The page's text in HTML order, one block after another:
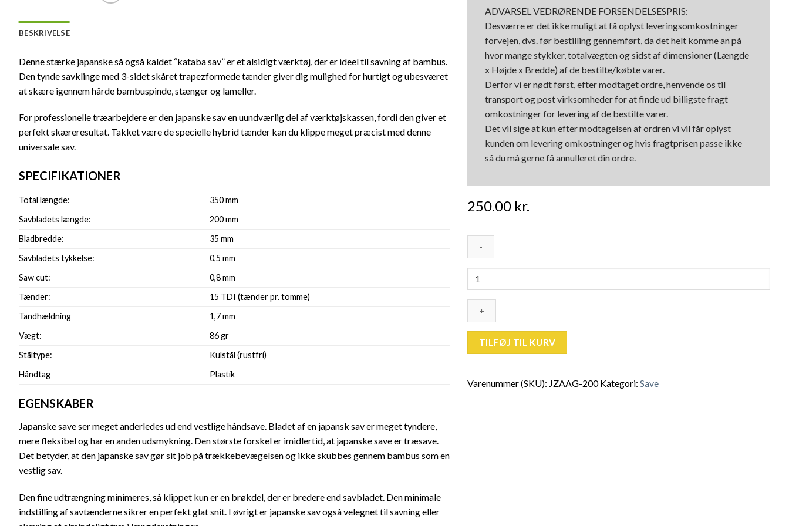
BESKRIVELSE
Denne stærke japanske så også kaldet “kataba sav” er et alsidigt værktøj, der er ideel til savning af bambus.
Den tynde savklinge med 3-sidet skåret trapezformede tænder giver dig mulighed for hurtigt og ubesværet
at skære igennem hårde bambuspinde, stænger og lameller.
For professionelle træarbejdere er den japanske sav en uundværlig del af værktøjskassen, fordi den giver et
perfekt skæreresultat. Takket være de specielle hybrid tænder kan du klippe meget præcist med denne
universale sav.
SPECIFIKATIONER
Total længde:
350 mm
Savbladets længde:
200 mm
Bladbredde:
35 mm
Savbladets tykkelse:
0,5 mm
Saw cut:
0,8 mm
Tænder:
15 TDI (tænder pr. tomme)
Tandhældning
1,7 mm
Vægt:
86 gr
Ståltype:
Kulstål (rustfri)
Håndtag
Plastik
EGENSKABER
Japanske save ser meget anderledes ud end vestlige håndsave. Bladet af en japansk sav er meget tyndere,
mere fleksibel og har en anden udsmykning. Den største forskel er imidlertid, at japanske save er træsave.
Det betyder, at den japanske sav gør sit job på trækkebevægelsen og ikke skubbes gennem bambus som en
vestlig sav.
Den fine udtrængning minimeres, så klippet kun er en brøkdel, der er bredere end savbladet. Den minimale
indstilling af savtænderne sikrer en perfekt glat snit. I øvrigt er japanske sav også velegnet til savning eller
ADVARSEL VEDRØRENDE FORSENDELSESPRIS:
Desværre er det ikke muligt at få oplyst leveringsomkostninger
forvejen, dvs. før bestilling gennemført, da det helt komme an på
hvor mange stykker, totalvægten og sidst af dimensioner (Længde
x Højde x Bredde) af de bestilte/købte varer.
Derfor vi er nødt først, efter modtaget ordre, henvende os til
transport og post virksomheder for at finde ud billigste fragt
omkostninger for levering af de bestilte varer.
Det vil sige at kun efter modtagelsen af ordren vi vil får oplyst
kunden om levering omkostninger og hvis fragtprisen passe ikke
så du må gerne få annulleret din ordre.
250.00 kr.
Japansk
Sav
200
mm
TILFØJ TIL KURV
Varenummer (SKU): JZAAG-200 Kategori:Save